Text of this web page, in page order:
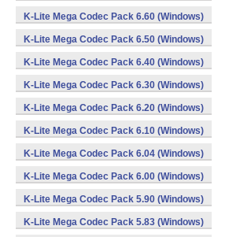
K-Lite Mega Codec Pack 6.60 (Windows)
K-Lite Mega Codec Pack 6.50 (Windows)
K-Lite Mega Codec Pack 6.40 (Windows)
K-Lite Mega Codec Pack 6.30 (Windows)
K-Lite Mega Codec Pack 6.20 (Windows)
K-Lite Mega Codec Pack 6.10 (Windows)
K-Lite Mega Codec Pack 6.04 (Windows)
K-Lite Mega Codec Pack 6.00 (Windows)
K-Lite Mega Codec Pack 5.90 (Windows)
K-Lite Mega Codec Pack 5.83 (Windows)